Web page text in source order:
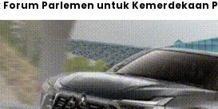
untuk Kemerdekaan Palestina